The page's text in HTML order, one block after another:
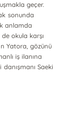
geçer.
sonunda
anlamda
okula karşı
Yatora, gözünü
iş ilanına
Saeki